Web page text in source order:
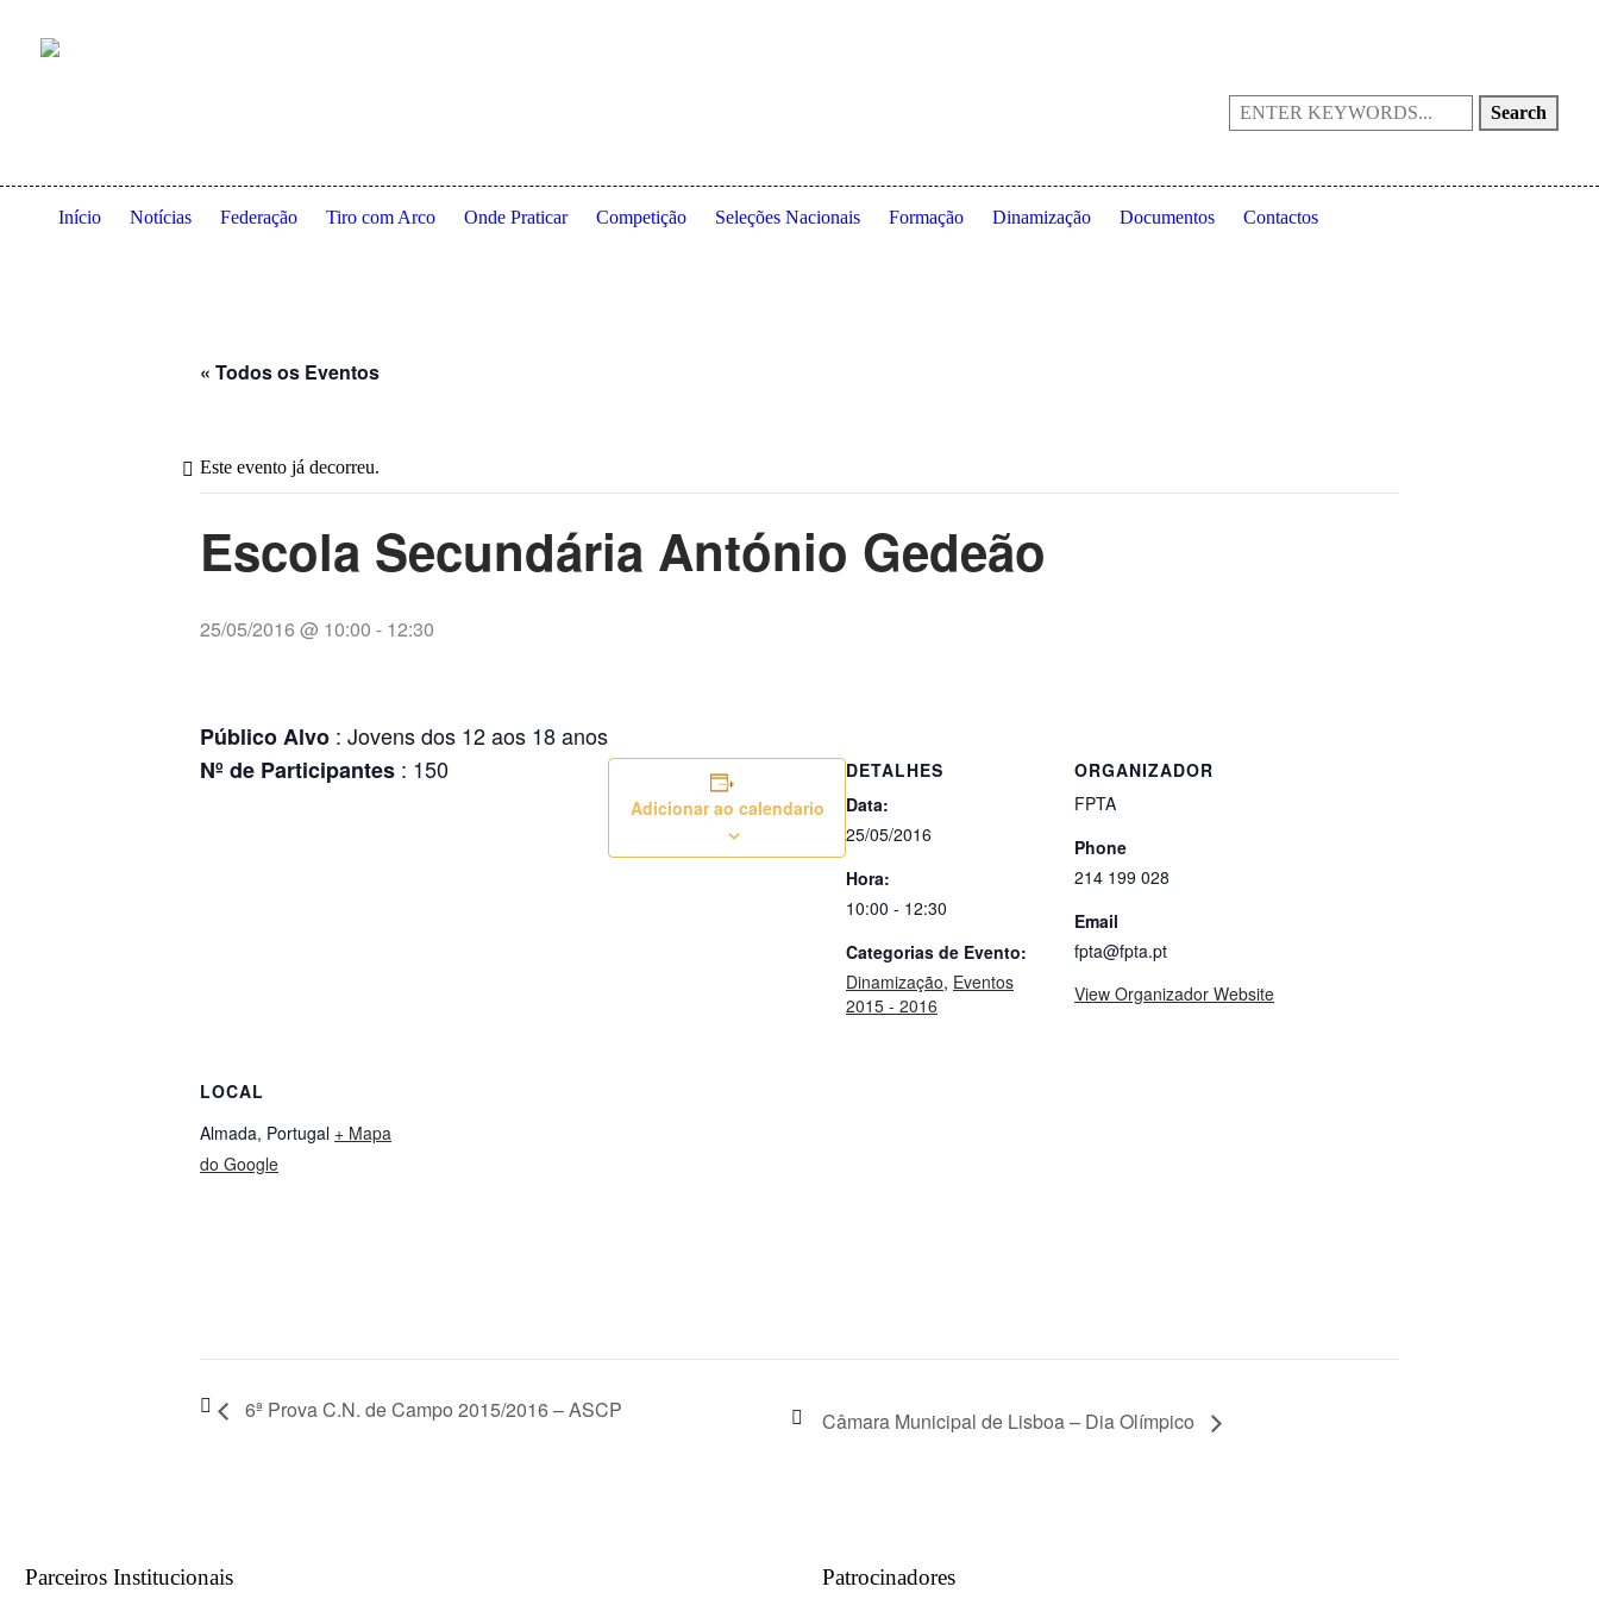
Search
Início Notícias Federação Tiro com Arco Onde Praticar Competição Seleções Nacionais Formação Dinamização Documentos Contactos
« Todos os Eventos
Este evento já decorreu.
Escola Secundária António Gedeão
25/05/2016 @ 10:00 - 12:30
Público Alvo : Jovens dos 12 aos 18 anos
Nº de Participantes : 150
Adicionar ao calendario
DETALHES
Data:
25/05/2016
Hora:
10:00 - 12:30
Categorias de Evento:
Dinamização, Eventos
2015 - 2016
ORGANIZADOR
FPTA
Phone
214 199 028
Email
fpta@fpta.pt
View Organizador Website
LOCAL
Almada, Portugal + Mapa
do Google
6ª Prova C.N. de Campo 2015/2016 – ASCP Câmara Municipal de Lisboa – Dia Olímpico
Parceiros Institucionais Patrocinadores